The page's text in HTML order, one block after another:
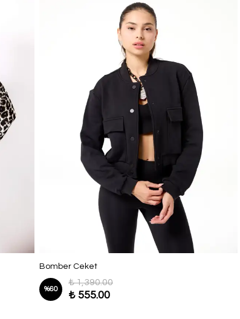
Bomber Ceket
%60
₺ 1,390.00
₺ 555.00